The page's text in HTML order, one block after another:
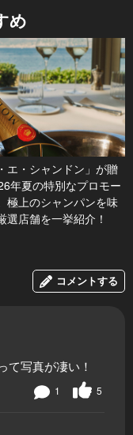
め
エ・シャンドン」が贈
年夏の特別なプロモー
極上のシャンパンを味
選店舗を一挙紹介！
コメントする
て写真が凄い！
5
1